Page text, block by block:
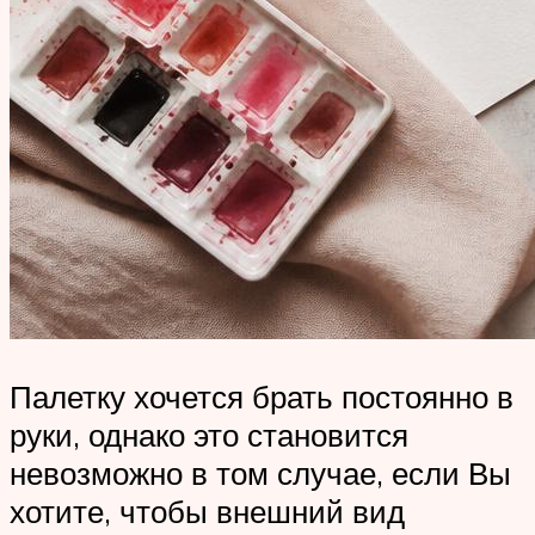
Палетку хочется брать постоянно в
руки, однако это становится
невозможно в том случае, если Вы
хотите, чтобы внешний вид